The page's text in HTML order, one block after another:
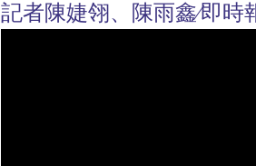
記者陳婕翎、陳雨鑫∕即時